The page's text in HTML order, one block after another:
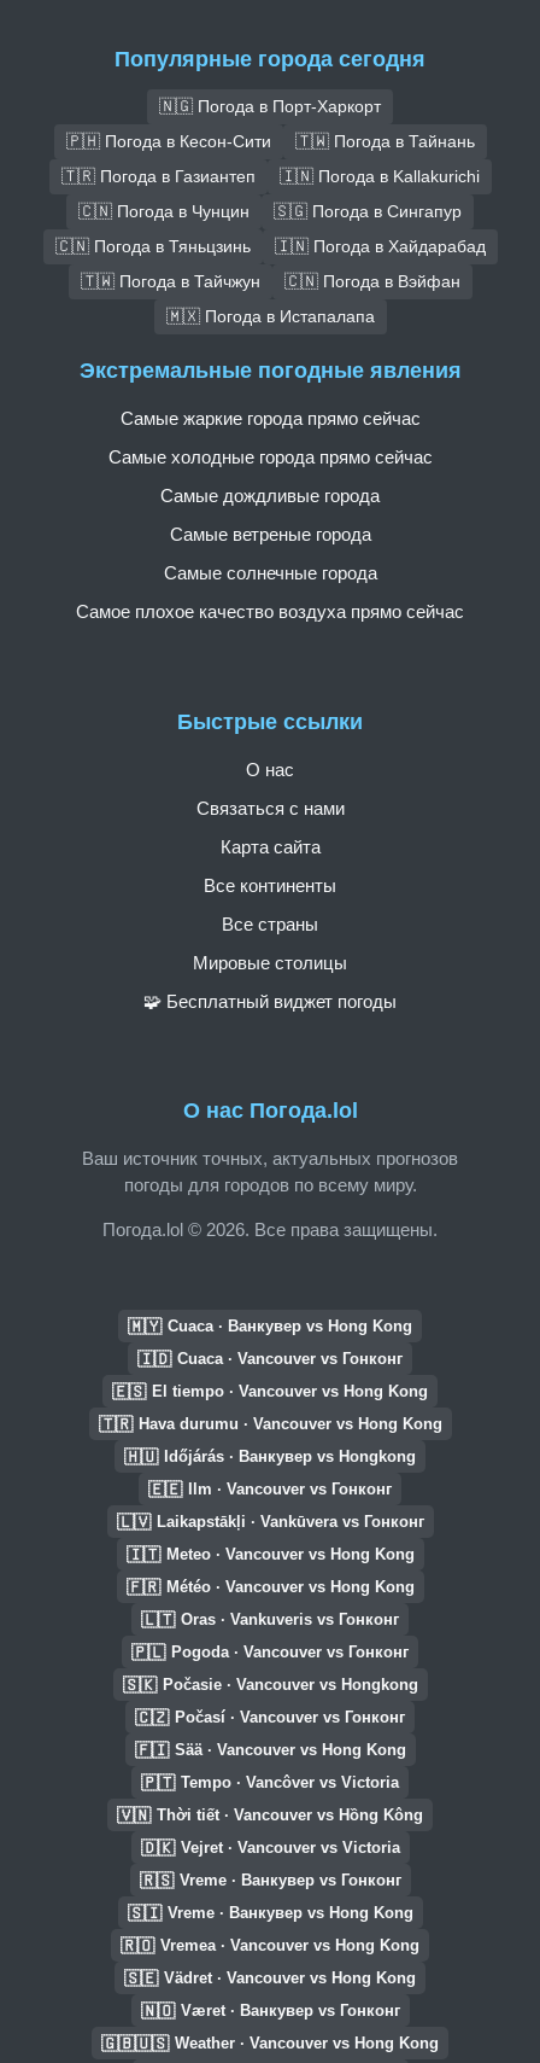
Популярные города сегодня
🇳🇬 Погода в Порт-Харкорт
🇵🇭 Погода в Кесон-Сити
🇹🇼 Погода в Тайнань
🇹🇷 Погода в Газиантеп
🇮🇳 Погода в Kallakurichi
🇨🇳 Погода в Чунцин
🇸🇬 Погода в Сингапур
🇨🇳 Погода в Тяньцзинь
🇮🇳 Погода в Хайдарабад
🇹🇼 Погода в Тайчжун
🇨🇳 Погода в Вэйфан
🇲🇽 Погода в Истапалапа
О нас Погода.lol
Ваш источник точных, актуальных прогнозов
погоды для городов по всему миру.
Погода.lol © 2026. Все права защищены.
Быстрые ссылки
О нас
Связаться с нами
Карта сайта
Все континенты
Все страны
Мировые столицы
🧩 Бесплатный виджет погоды
Экстремальные погодные явления
Самые жаркие города прямо сейчас
Самые холодные города прямо сейчас
Самые дождливые города
Самые ветреные города
Самые солнечные города
Самое плохое качество воздуха прямо сейчас
🇲🇾 Cuaca · Ванкувер vs Hong Kong
🇮🇩 Cuaca · Vancouver vs Гонконг
🇪🇸 El tiempo · Vancouver vs Hong Kong
🇹🇷 Hava durumu · Vancouver vs Hong Kong
🇭🇺 Időjárás · Ванкувер vs Hongkong
🇪🇪 Ilm · Vancouver vs Гонконг
🇱🇻 Laikapstākļi · Vankūvera vs Гонконг
🇮🇹 Meteo · Vancouver vs Hong Kong
🇫🇷 Météo · Vancouver vs Hong Kong
🇱🇹 Oras · Vankuveris vs Гонконг
🇵🇱 Pogoda · Vancouver vs Гонконг
🇸🇰 Počasie · Vancouver vs Hongkong
🇨🇿 Počasí · Vancouver vs Гонконг
🇫🇮 Sää · Vancouver vs Hong Kong
🇵🇹 Tempo · Vancôver vs Victoria
🇻🇳 Thời tiết · Vancouver vs Hồng Kông
🇩🇰 Vejret · Vancouver vs Victoria
🇷🇸 Vreme · Ванкувер vs Гонконг
🇸🇮 Vreme · Ванкувер vs Hong Kong
🇷🇴 Vremea · Vancouver vs Hong Kong
🇸🇪 Vädret · Vancouver vs Hong Kong
🇳🇴 Været · Ванкувер vs Гонконг
🇬🇧🇺🇸 Weather · Vancouver vs Hong Kong